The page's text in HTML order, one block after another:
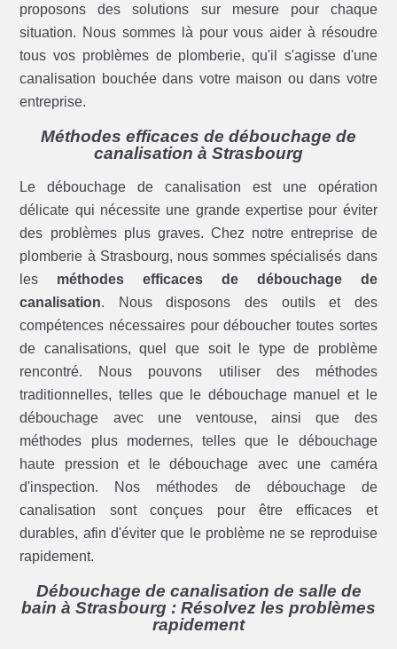
proposons des solutions sur mesure pour chaque
situation. Nous sommes là pour vous aider à résoudre
tous vos problèmes de plomberie, qu'il s'agisse d'une
canalisation bouchée dans votre maison ou dans votre
entreprise.
Méthodes efficaces de débouchage de
canalisation à Strasbourg
Le débouchage de canalisation est une opération
délicate qui nécessite une grande expertise pour éviter
des problèmes plus graves. Chez notre entreprise de
plomberie à Strasbourg, nous sommes spécialisés dans
les méthodes efficaces de débouchage de
canalisation. Nous disposons des outils et des
compétences nécessaires pour déboucher toutes sortes
de canalisations, quel que soit le type de problème
rencontré. Nous pouvons utiliser des méthodes
traditionnelles, telles que le débouchage manuel et le
débouchage avec une ventouse, ainsi que des
méthodes plus modernes, telles que le débouchage
haute pression et le débouchage avec une caméra
d'inspection. Nos méthodes de débouchage de
canalisation sont conçues pour être efficaces et
durables, afin d'éviter que le problème ne se reproduise
rapidement.
Débouchage de canalisation de salle de
bain à Strasbourg : Résolvez les problèmes
rapidement